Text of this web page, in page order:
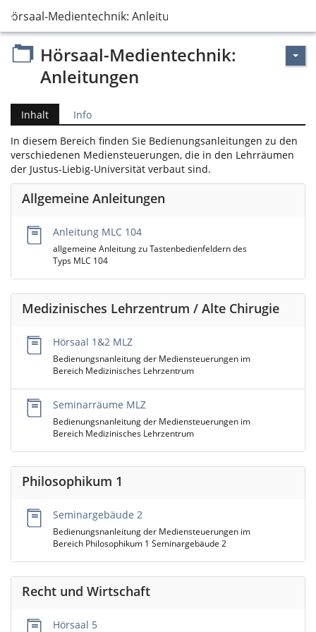
Hörsaal-Medientechnik: Anleitungen
Hörsaal-Medientechnik:
Anleitungen
Inhalt
Info
In diesem Bereich finden Sie Bedienungsanleitungen zu den
verschiedenen Mediensteuerungen, die in den Lehrräumen
der Justus-Liebig-Universität verbaut sind.
Allgemeine Anleitungen
Anleitung MLC 104
allgemeine Anleitung zu Tastenbedienfeldern des
Typs MLC 104
Medizinisches Lehrzentrum / Alte Chirugie
Hörsaal 1&2 MLZ
Bedienungsnanleitung der Mediensteuerungen im
Bereich Medizinisches Lehrzentrum
Seminarräume MLZ
Bedienungsnanleitung der Mediensteuerungen im
Bereich Medizinisches Lehrzentrum
Philosophikum 1
Seminargebäude 2
Bedienungsnanleitung der Mediensteuerungen im
Bereich Philosophikum 1 Seminargebäude 2
Recht und Wirtschaft
Hörsaal 5